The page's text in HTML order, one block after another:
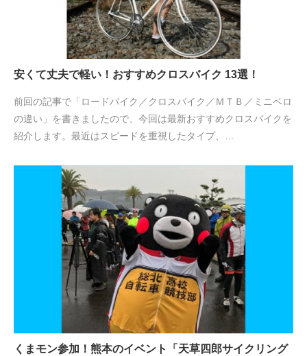
安くて丈夫で軽い！おすすめクロスバイク 13選！
前回の記事で「ロードバイク／クロスバイク／ＭＴＢ／ミニベロ
の違い」を書きましたので、今回は最新おすすめクロスバイクを
紹介します。最近はスピードを重視したタイプ、…
くまモン参加！熊本のイベント「天草四郎サイクリング